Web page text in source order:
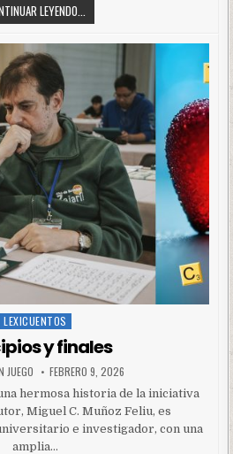
LEYENDO...
Posted
in
LEXICUENTOS
y finales
JUEGO FEBRERO 9, 2026
hermosa historia de la iniciativa
Miguel C. Muñoz Feliu, es
e investigador, con una
amplia…